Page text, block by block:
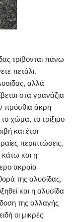
τρίβονται πάνω
πετάλι.
αλλά
στα γρανάζια
πρόσθια άκρη
χώμα, το τρίξιμο
και έτσι
περιπτώσεις,
κάτω και η
ακραία
της αλυσίδας,
και η αλυσίδα
της αλλαγής
οι μικρές